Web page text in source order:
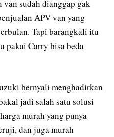
sudah dianggap gak
APV van yang
Tapi barangkali itu
pakai Carry bisa beda
bernyali menghadirkan
jadi salah satu solusi
murah yang punya
dan juga murah